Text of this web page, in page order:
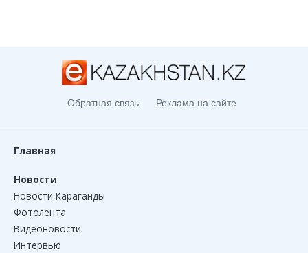
Обратная связь Реклама на сайте
Главная
Новости
Новости Караганды
Фотолента
Видеоновости
Интервью